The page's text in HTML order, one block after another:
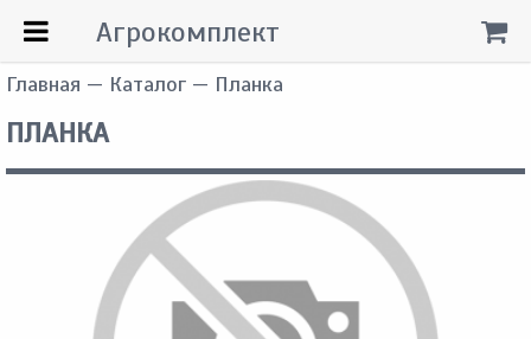
Главная — Каталог — Планка
ПЛАНКА
Агрокомплект